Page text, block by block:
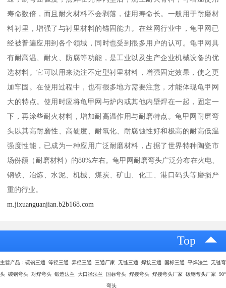
寿命数倍，而且耐火材料不会剥落，使用寿命长。一般用于耐磨材
料衬里，增强了与衬里材料的锚固能力。在丝网行业中，龟甲网已
经被普遍应用到各个领域，同时也受到很多用户的认可。龟甲网具
有耐高温、耐火、防腐等功能，是工业以及生产企业机械设备的优
选材料。它可以用来浇注不定型衬里材料，增强固定效果，使之更
加牢固。在使用过程中，也有很多地方需要注意，才能体现龟甲网
大的特点。使用时应将龟甲网与炉内或其他内壁焊在一起，固定一
下，再涂些耐火材料，增加耐高温作用与耐磨特点。龟甲网耐磨弯
头以其高耐磨性、高硬度、耐氧化、耐腐蚀性好和极高的耐高低温
强度性能，已成为一种应用广泛耐磨材料，占据了世界特种陶瓷市
场份额（耐磨材料）的80%左右。龟甲网耐磨弯头广泛分布在火电、
钢铁、冶炼、水泥、机械、煤炭、矿山、化工、港口码头等磨损严
重的行业。
m.jixuanguanjian.b2b168.com
Top
主营产品：碳钢三通 等径三通 异径三通 三通厂家 无缝三通 焊接三通 国标三通 平焊法兰 无缝弯
头 碳钢弯头 对焊弯头 锻造法兰 大口径法兰 国标弯头 焊接弯头 焊接弯头厂家 碳钢弯头厂家 90°
弯头